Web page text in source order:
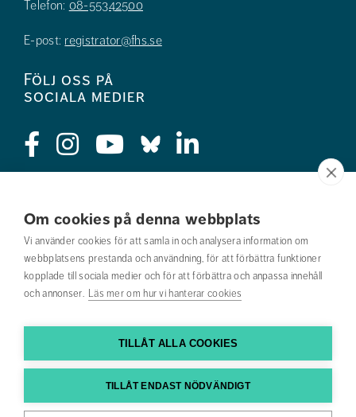
Om cookies på denna webbplats
Vi använder cookies för att samla in och analysera information om
webbplatsens prestanda och användning, för att förbättra funktioner
kopplade till sociala medier och för att förbättra och anpassa innehåll
och annonser. Läs mer om hur vi hanterar cookies
TILLÅT ALLA COOKIES
TILLÅT ENDAST NÖDVÄNDIGT
Telefon: 08-55342500
E-post: registrator@fhs.se
Följ oss på
sociala medier
Jobba hos oss
Nyhetsbrev
Om webbplatsen
Hitta till oss
Hitta din utbildning